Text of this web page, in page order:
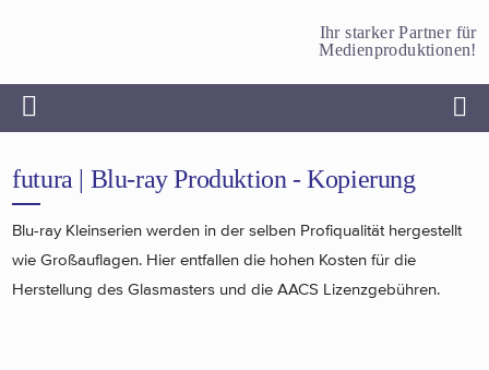
Ihr starker Partner für
Medienproduktionen!
futura | Blu-ray Produktion - Kopierung
Blu-ray Kleinserien werden in der selben Profiqualität hergestellt
wie Großauflagen. Hier entfallen die hohen Kosten für die
Herstellung des Glasmasters und die AACS Lizenzgebühren.